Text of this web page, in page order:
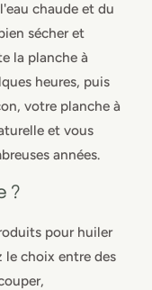
chaude et du
sécher et
la planche à
heures, puis
votre planche à
et vous
années.
?
pour huiler
le choix entre des